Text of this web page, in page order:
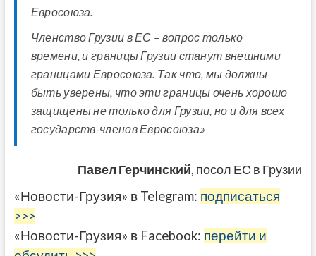
Евросоюза.
Членство Грузии в ЕС – вопрос только
времени, и границы Грузии станут внешними
границами Евросоюза. Так что, мы должны
быть уверены, что эти границы очень хорошо
защищены не только для Грузии, но и для всех
государств-членов Евросоюза.»
Павел Герчинский, посол ЕС в Грузии
«Новости-Грузия» в Telegram: подписаться
>>>
«Новости-Грузия» в Facebook: перейти и